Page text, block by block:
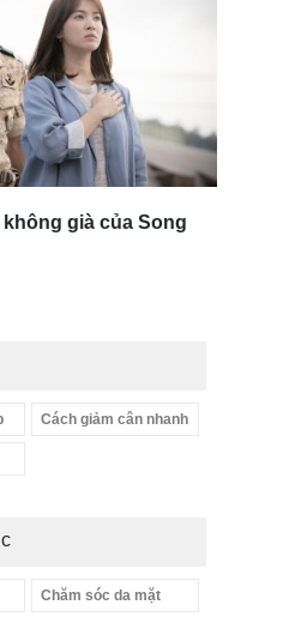
không già của Song
Cách giảm cân nhanh
Chăm sóc da mặt